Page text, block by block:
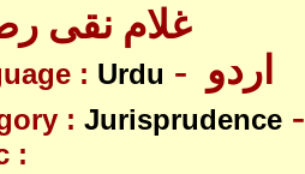
غلام نقی رضوی
: Urdu
: Jurisprudence
: